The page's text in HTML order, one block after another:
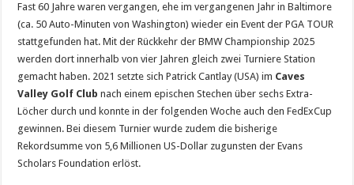
Fast 60 Jahre waren vergangen, ehe im vergangenen Jahr in Baltimore
(ca. 50 Auto-Minuten von Washington) wieder ein Event der PGA TOUR
stattgefunden hat. Mit der Rückkehr der BMW Championship 2025
werden dort innerhalb von vier Jahren gleich zwei Turniere Station
gemacht haben. 2021 setzte sich Patrick Cantlay (USA) im Caves
Valley Golf Club nach einem epischen Stechen über sechs Extra-
Löcher durch und konnte in der folgenden Woche auch den FedExCup
gewinnen. Bei diesem Turnier wurde zudem die bisherige
Rekordsumme von 5,6 Millionen US-Dollar zugunsten der Evans
Scholars Foundation erlöst.